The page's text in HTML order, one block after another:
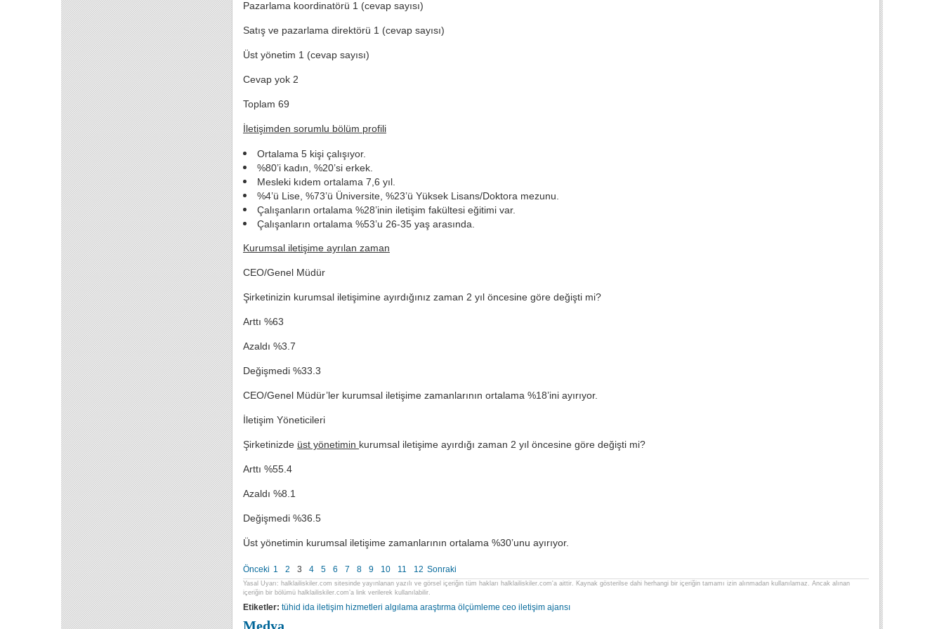
Pazarlama koordinatörü 1 (cevap sayısı)
Satış ve pazarlama direktörü 1 (cevap sayısı)
Üst yönetim 1 (cevap sayısı)
Cevap yok 2
Toplam 69
İletişimden sorumlu bölüm profili
Ortalama 5 kişi çalışıyor.
%80’i kadın, %20’si erkek.
Mesleki kıdem ortalama 7,6 yıl.
%4’ü Lise, %73’ü Üniversite, %23’ü Yüksek Lisans/Doktora mezunu.
Çalışanların ortalama %28’inin iletişim fakültesi eğitimi var.
Çalışanların ortalama %53’u 26-35 yaş arasında.
Kurumsal iletişime ayrılan zaman
CEO/Genel Müdür
Şirketinizin kurumsal iletişimine ayırdığınız zaman 2 yıl öncesine göre değişti mi?
Arttı %63
Azaldı %3.7
Değişmedi %33.3
CEO/Genel Müdür’ler kurumsal iletişime zamanlarının ortalama %18’ini ayırıyor.
İletişim Yöneticileri
Şirketinizde üst yönetimin kurumsal iletişime ayırdığı zaman 2 yıl öncesine göre değişti mi?
Arttı %55.4
Azaldı %8.1
Değişmedi %36.5
Üst yönetimin kurumsal iletişime zamanlarının ortalama %30’unu ayırıyor.
Önceki 1 2 3 4 5 6 7 8 9 10 11 12 Sonraki
Yasal Uyarı: halklailiskiler.com sitesinde yayınlanan yazılı ve görsel içeriğin tüm hakları halklailiskiler.com'a aittir. Kaynak gösterilse dahi herhangi bir içeriğin tamamı izin alınmadan kullanılamaz. Ancak alınan
içeriğin bir bölümü halklailiskiler.com’a link verilerek kullanılabilir.
Etiketler: tühid ida iletişim hizmetleri algılama araştırma ölçümleme ceo iletişim ajansı
Medya